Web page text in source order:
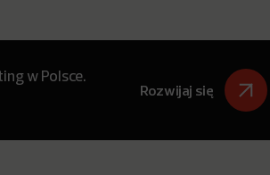
w Polsce.
Rozwijaj się